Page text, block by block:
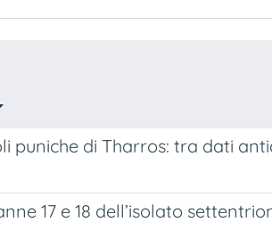
puniche di Tharros: tra dati
17 e 18 dell’isolato